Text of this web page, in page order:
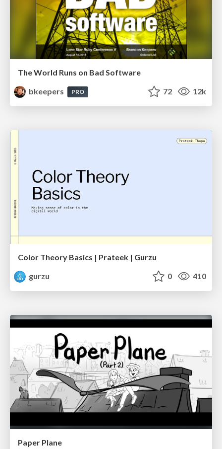
The World Runs on Bad Software
bkeepers
PRO 72 12k
Color Theory Basics | Prateek | Gurzu
gurzu
0 410
Paper Plane